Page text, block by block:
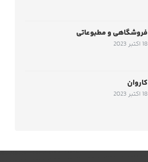
فروشگاهی و مطبوعاتی
18 اکتبر 2023
کاروان
18 اکتبر 2023